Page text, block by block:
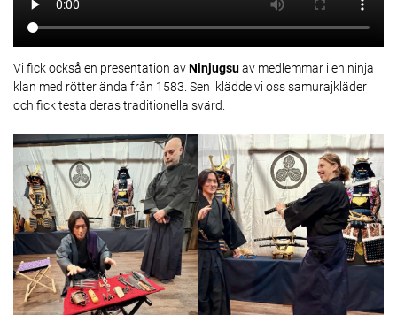
Vi fick också en presentation avNinjugsuav medlemmar i en ninja
klan med rötter ända från 1583. Sen iklädde vi oss samurajkläder
och fick testa deras traditionella svärd.